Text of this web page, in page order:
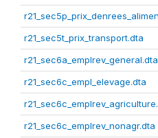
r21_sec5t_prix_transport.dta
r21_sec6a_emplrev_general.dta
r21_sec6c_empl_elevage.dta
r21_sec6c_emplrev_nonagr.dta